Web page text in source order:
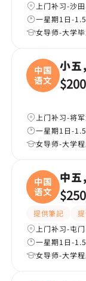
上门补习-沙
一星期1日-
女导师-大学毕
中国
语文
小
$200
上门补习-将
一星期1日-
女导师-大学
中国
语文
中
$250
提供筆記
上门补习-屯门
一星期1日-
女导师-大学